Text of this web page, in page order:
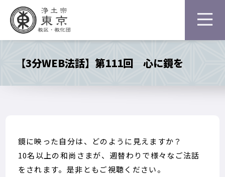
【3分WEB法話】第111回 心に鏡を
鏡に映った自分は、どのように見えますか？
10名以上の和尚さまが、週替わりで様々なご法話
をされます。是非ともご視聴ください。